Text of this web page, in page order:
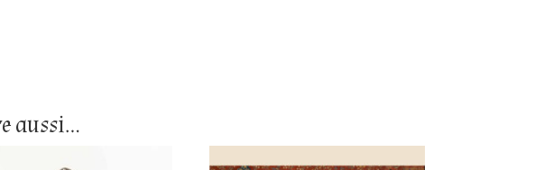
aussi…